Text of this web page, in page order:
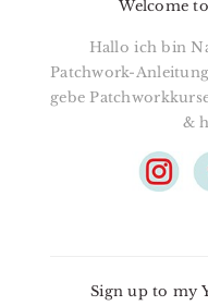
Welcome
Hallo ich bin
Patchwork-
gebe
&
Sign up to my